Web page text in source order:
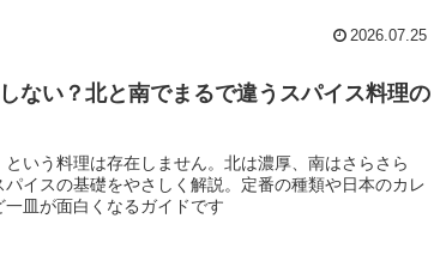
2026.07.25
ない？北と南でまるで違うスパイス料理の
いう料理は存在しません。北は濃厚、南はさらさら
イスの基礎をやさしく解説。定番の種類や日本のカレ
皿が面白くなるガイドです